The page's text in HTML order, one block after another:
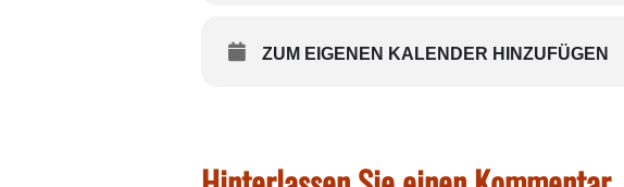
ZUM EIGENEN KALENDER HINZUFÜGEN